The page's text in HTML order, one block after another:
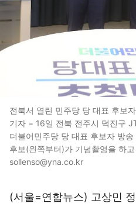
전북서 열린 민주당 당 대표 후보
기자 = 16일 전북 전주시 덕진구
더불어민주당 당 대표 후보자 방
후보(왼쪽부터)가 기념촬영을 하
sollenso@yna.co.kr
(서울=연합뉴스) 고상민